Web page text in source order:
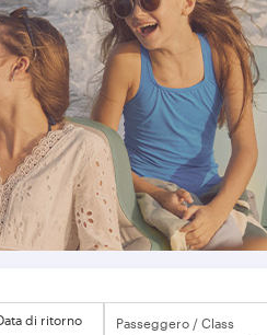
di ritorno Passeggero / Class